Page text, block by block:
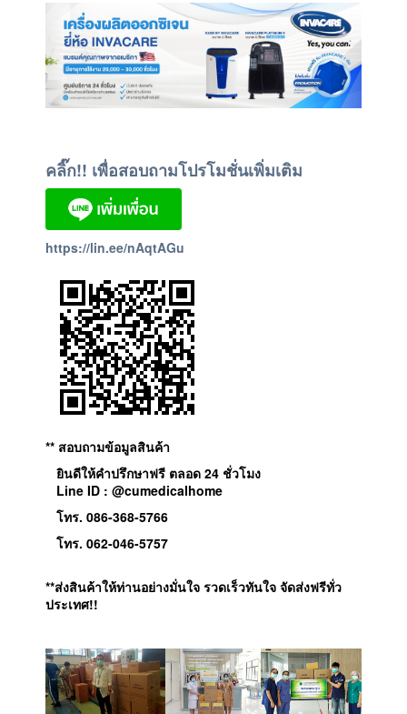
คลิ๊ก!! เพื่อสอบถามโปรโมชั่นเพิ่มเติม
https://lin.ee/nAqtAGu
** สอบถามข้อมูลสินค้า
ยินดีให้คำปรึกษาฟรี ตลอด 24 ชั่วโมง
Line ID : @cumedicalhome
โทร. 086-368-5766
โทร. 062-046-5757
**ส่งสินค้าให้ท่านอย่างมั่นใจ รวดเร็วทันใจ จัดส่งฟรีทั่ว
ประเทศ!!